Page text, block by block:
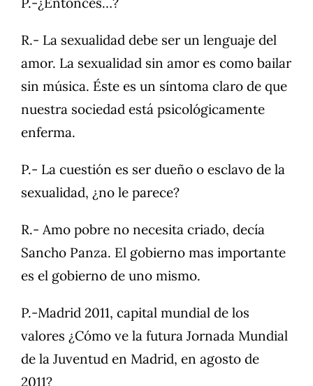
R.- La sexualidad debe ser un lenguaje del
amor. La sexualidad sin amor es como bailar
sin música. Éste es un síntoma claro de que
nuestra sociedad está psicológicamente
enferma.
P.- La cuestión es ser dueño o esclavo de la
sexualidad, ¿no le parece?
R.- Amo pobre no necesita criado, decía
Sancho Panza. El gobierno mas importante
es el gobierno de uno mismo.
P.-Madrid 2011, capital mundial de los
valores ¿Cómo ve la futura Jornada Mundial
de la Juventud en Madrid, en agosto de
2011?